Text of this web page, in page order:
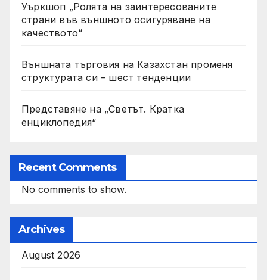
Уъркшоп „Ролята на заинтересованите
страни във външното осигуряване на
качеството“
Външната търговия на Казахстан променя
структурата си – шест тенденции
Представяне на „Светът. Кратка
енциклопедия“
Recent Comments
No comments to show.
Archives
August 2026